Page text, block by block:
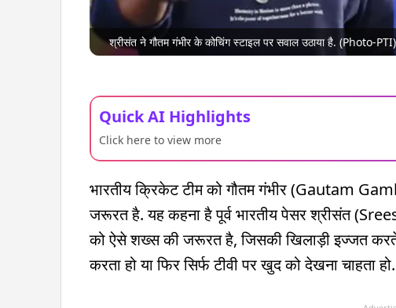
श्रीसंत ने गौतम गंभीर के कोचिंग स्टाइल पर सवाल उठाया है. (Photo-PTI)
Quick AI Highlights
Click here to view more
भारतीय क्रिकेट टीम को गौतम गंभीर (Gautam
जरूरत है. यह कहना है पूर्व भारतीय पेसर श्रीसंत
को ऐसे शख्स की जरूरत है, जिसकी खिलाड़ी इज्जत करते
करता हो या फिर सिर्फ टीवी पर खुद को देखना चाहता हो.